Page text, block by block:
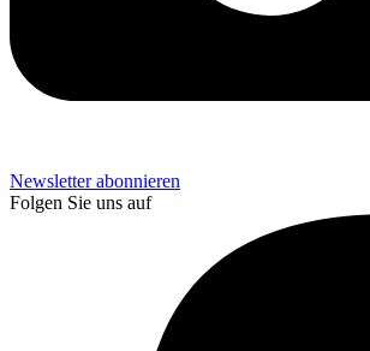
Newsletter abonnieren
Folgen Sie uns auf